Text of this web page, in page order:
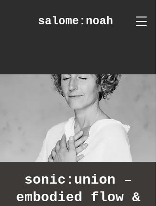
salome :noah
sonic:union –
embodied flow &